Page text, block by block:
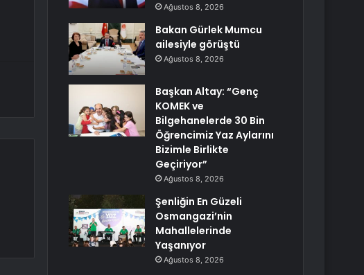
Ağustos 8, 2026
Bakan Gürlek Mumcu
ailesiyle görüştü
Ağustos 8, 2026
Başkan Altay: “Genç
KOMEK ve
Bilgehanelerde 30 Bin
Öğrencimiz Yaz Aylarını
Bizimle Birlikte
Geçiriyor”
Ağustos 8, 2026
Şenliğin En Güzeli
Osmangazi’nin
Mahallelerinde
Yaşanıyor
Ağustos 8, 2026